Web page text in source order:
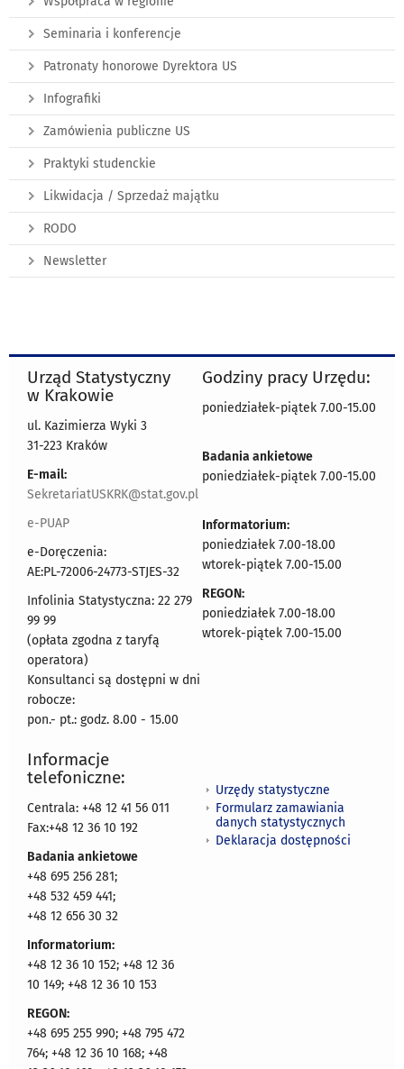
Seminaria i konferencje
Patronaty honorowe Dyrektora US
Infografiki
Zamówienia publiczne US
Praktyki studenckie
Likwidacja / Sprzedaż majątku
RODO
Newsletter
Urząd Statystyczny
w Krakowie
ul. Kazimierza Wyki 3
31-223 Kraków
E-mail:
SekretariatUSKRK@stat.gov.pl
e-PUAP
e-Doręczenia:
AE:PL-72006-24773-STJES-32
Infolinia Statystyczna: 22 279
99 99
(opłata zgodna z taryfą
operatora)
Konsultanci są dostępni w dni
robocze:
pon.- pt.: godz. 8.00 - 15.00
Godziny pracy Urzędu:
poniedziałek-piątek 7.00-15.00
Badania ankietowe
poniedziałek-piątek 7.00-15.00
Informatorium:
poniedziałek 7.00-18.00
wtorek-piątek 7.00-15.00
REGON:
poniedziałek 7.00-18.00
wtorek-piątek 7.00-15.00
Informacje
telefoniczne:
Centrala: +48 12 41 56 011
Fax:+48 12 36 10 192
Badania ankietowe
+48 695 256 281;
+48 532 459 441;
+48 12 656 30 32
Informatorium:
+48 12 36 10 152; +48 12 36
10 149; +48 12 36 10 153
REGON:
+48 695 255 990; +48 795 472
764; +48 12 36 10 168; +48
Urzędy statystyczne
Formularz zamawiania
danych statystycznych
Deklaracja dostępności